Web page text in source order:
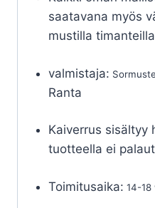
saatavana myös
mustilla
valmistaja:
Ranta
Kaiverrus sisältyy
tuotteella ei
Toimitusaika: 14-18